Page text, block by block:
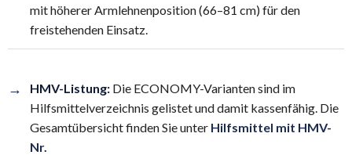
mit höherer Armlehnenposition (66–81 cm) für den
freistehenden Einsatz.
→ HMV-Listung: Die ECONOMY-Varianten sind im
Hilfsmittelverzeichnis gelistet und damit kassenfähig. Die
Gesamtübersicht finden Sie unter Hilfsmittel mit HMV-
Nr.